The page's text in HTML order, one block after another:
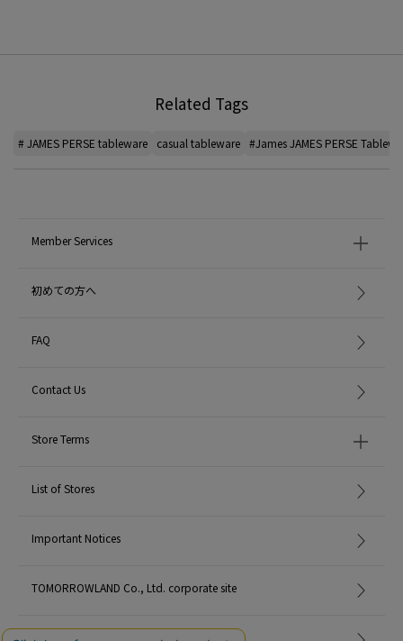
Related Tags
# JAMES PERSE tableware casual tableware #James JAMES PERSE
Member Services
初めての方へ
FAQ
Contact Us
Store Terms
List of Stores
Important Notices
TOMORROWLAND Co., Ltd. corporate site
Careers